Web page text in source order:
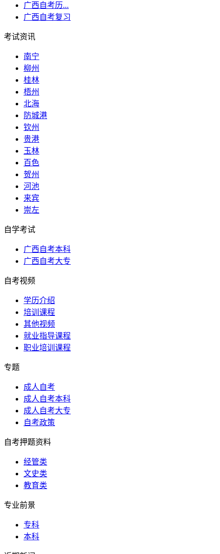
广西自考历...
广西自考复习
考试资讯
南宁
柳州
桂林
梧州
北海
防城港
钦州
贵港
玉林
百色
贺州
河池
来宾
崇左
自学考试
广西自考本科
广西自考大专
自考视频
学历介绍
培训课程
其他视频
就业指导课程
职业培训课程
专题
成人自考
成人自考本科
成人自考大专
自考政策
自考押题资料
经管类
文史类
教育类
专业前景
专科
本科